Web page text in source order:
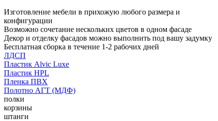
Изготовление мебели в прихожую любого размера и
конфигурации
Возможно сочетание нескольких цветов в одном фасаде
Декор и отделку фасадов можно выполнить под вашу задумку
Бесплатная сборка в течение 1-2 рабочих дней
ЛДСП
Пластик Alvic Luxe
Пластик HPL
Пленка ПВХ
Полотно АГТ (МДФ)
полки
корзины
штанги